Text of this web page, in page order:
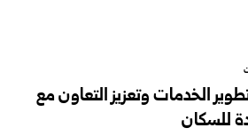
الخدمات وتعزيز التعاون مع
للسكان